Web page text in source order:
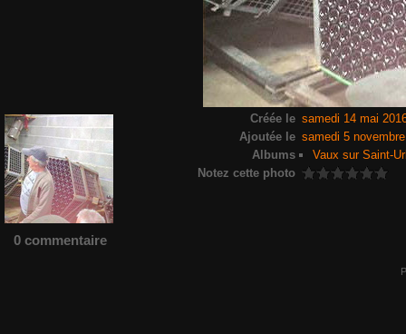
Créée le samedi 14 mai
Ajoutée le samedi 5
Albums
Vaux sur Saint-
Notez cette photo
0 commentaire